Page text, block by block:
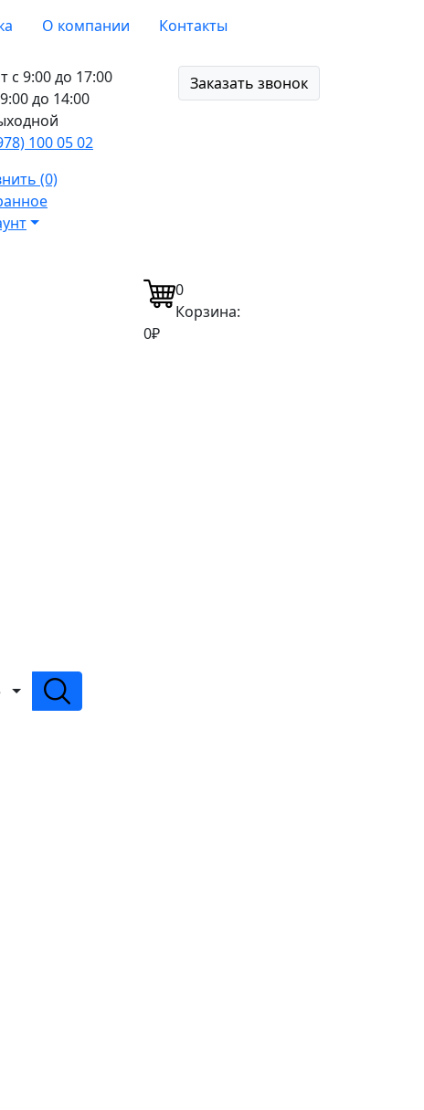
О компании Контакты
с 9:00 до 17:00
до 14:00
100 05 02
Заказать звонок
(0)
0
Корзина:
0₽